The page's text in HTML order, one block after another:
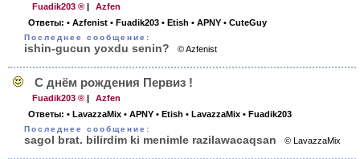
Fuadik203 ® |
Azfen
Ответы: • Azfenist • Fuadik203 • Etish • APNY • CuteGuy
Последнее сообщение:
ishin-gucun yoxdu senin? © Azfenist
С днём рождения Первиз !
Fuadik203 ® |
Azfen
Ответы: • LavazzaMix • APNY • Etish • LavazzaMix • Fuadik203
Последнее сообщение:
sagol brat. bilirdim ki menimle razilawacaqsan © LavazzaMix